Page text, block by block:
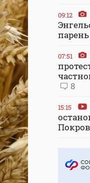
09:12
парень
07:51
8
15:15